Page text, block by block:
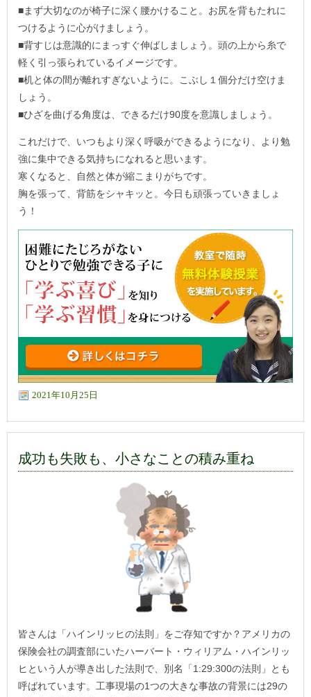
■まず大切なのが椅子に深く腰かけること。お尻を背もたれに
つけるように心がけましょう。
■背すじは意識的にまっすぐ伸ばしましょう。頭の上から糸で
軽く引っ張られているイメージです。
■机と体の間が離れすぎないように。こぶし１個分だけ空けま
しょう。
■ひざを曲げる角度は、できるだけ90度を意識しましょう。
これだけで、いつもより深く呼吸ができるようになり、より勉
強に集中できる気持ちになれると思います。
寒くなると、自然と体が縮こまりがちです。
胸を張って、背筋をシャキッと。今日も頑張っていきましょ
う！
2021年10月25日
成功も失敗も、小さなことの積み重ね
皆さんは「ハインリッヒの法則」をご存知ですか？アメリカの
保険会社の調査部にいたハーバート・ウィリアム・ハインリッ
ヒという人が導き出した法則で、別名「1:29:300の法則」とも
呼ばれています。工事現場の1つの大きな事故の背景には29の